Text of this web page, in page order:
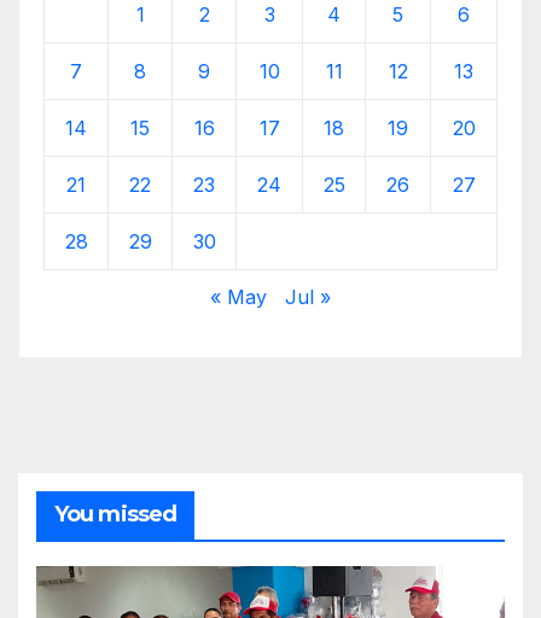
1 2 3 4 5 6
7 8 9 10 11 12 13
14 15 16 17 18 19 20
21 22 23 24 25 26 27
28 29 30
« May Jul »
You missed